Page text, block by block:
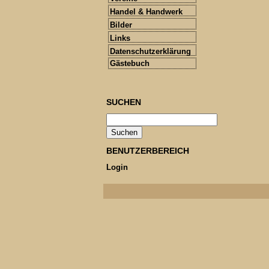
Handel & Handwerk
Bilder
Links
Datenschutzerklärung
Gästebuch
SUCHEN
BENUTZERBEREICH
Login